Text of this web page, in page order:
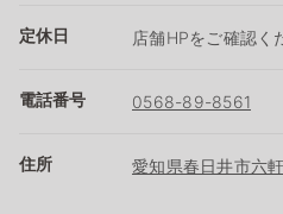
定休日 店舗HPをご確認く
電話番号 0568-89-8561
住所 愛知県春日井市六